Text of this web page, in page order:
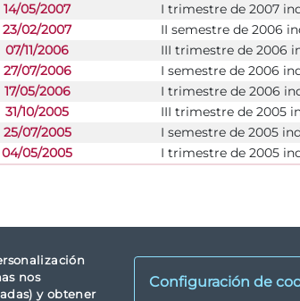
nos
y obtener
Configuración de
14/05/2007
I trimestre de 2007
23/02/2007
II semestre de 2006
07/11/2006
III trimestre de 2006
27/07/2006
I semestre de 2006
17/05/2006
I trimestre de 2006
31/10/2005
III trimestre de 2005
25/07/2005
I semestre de 2005
04/05/2005
I trimestre de 2005